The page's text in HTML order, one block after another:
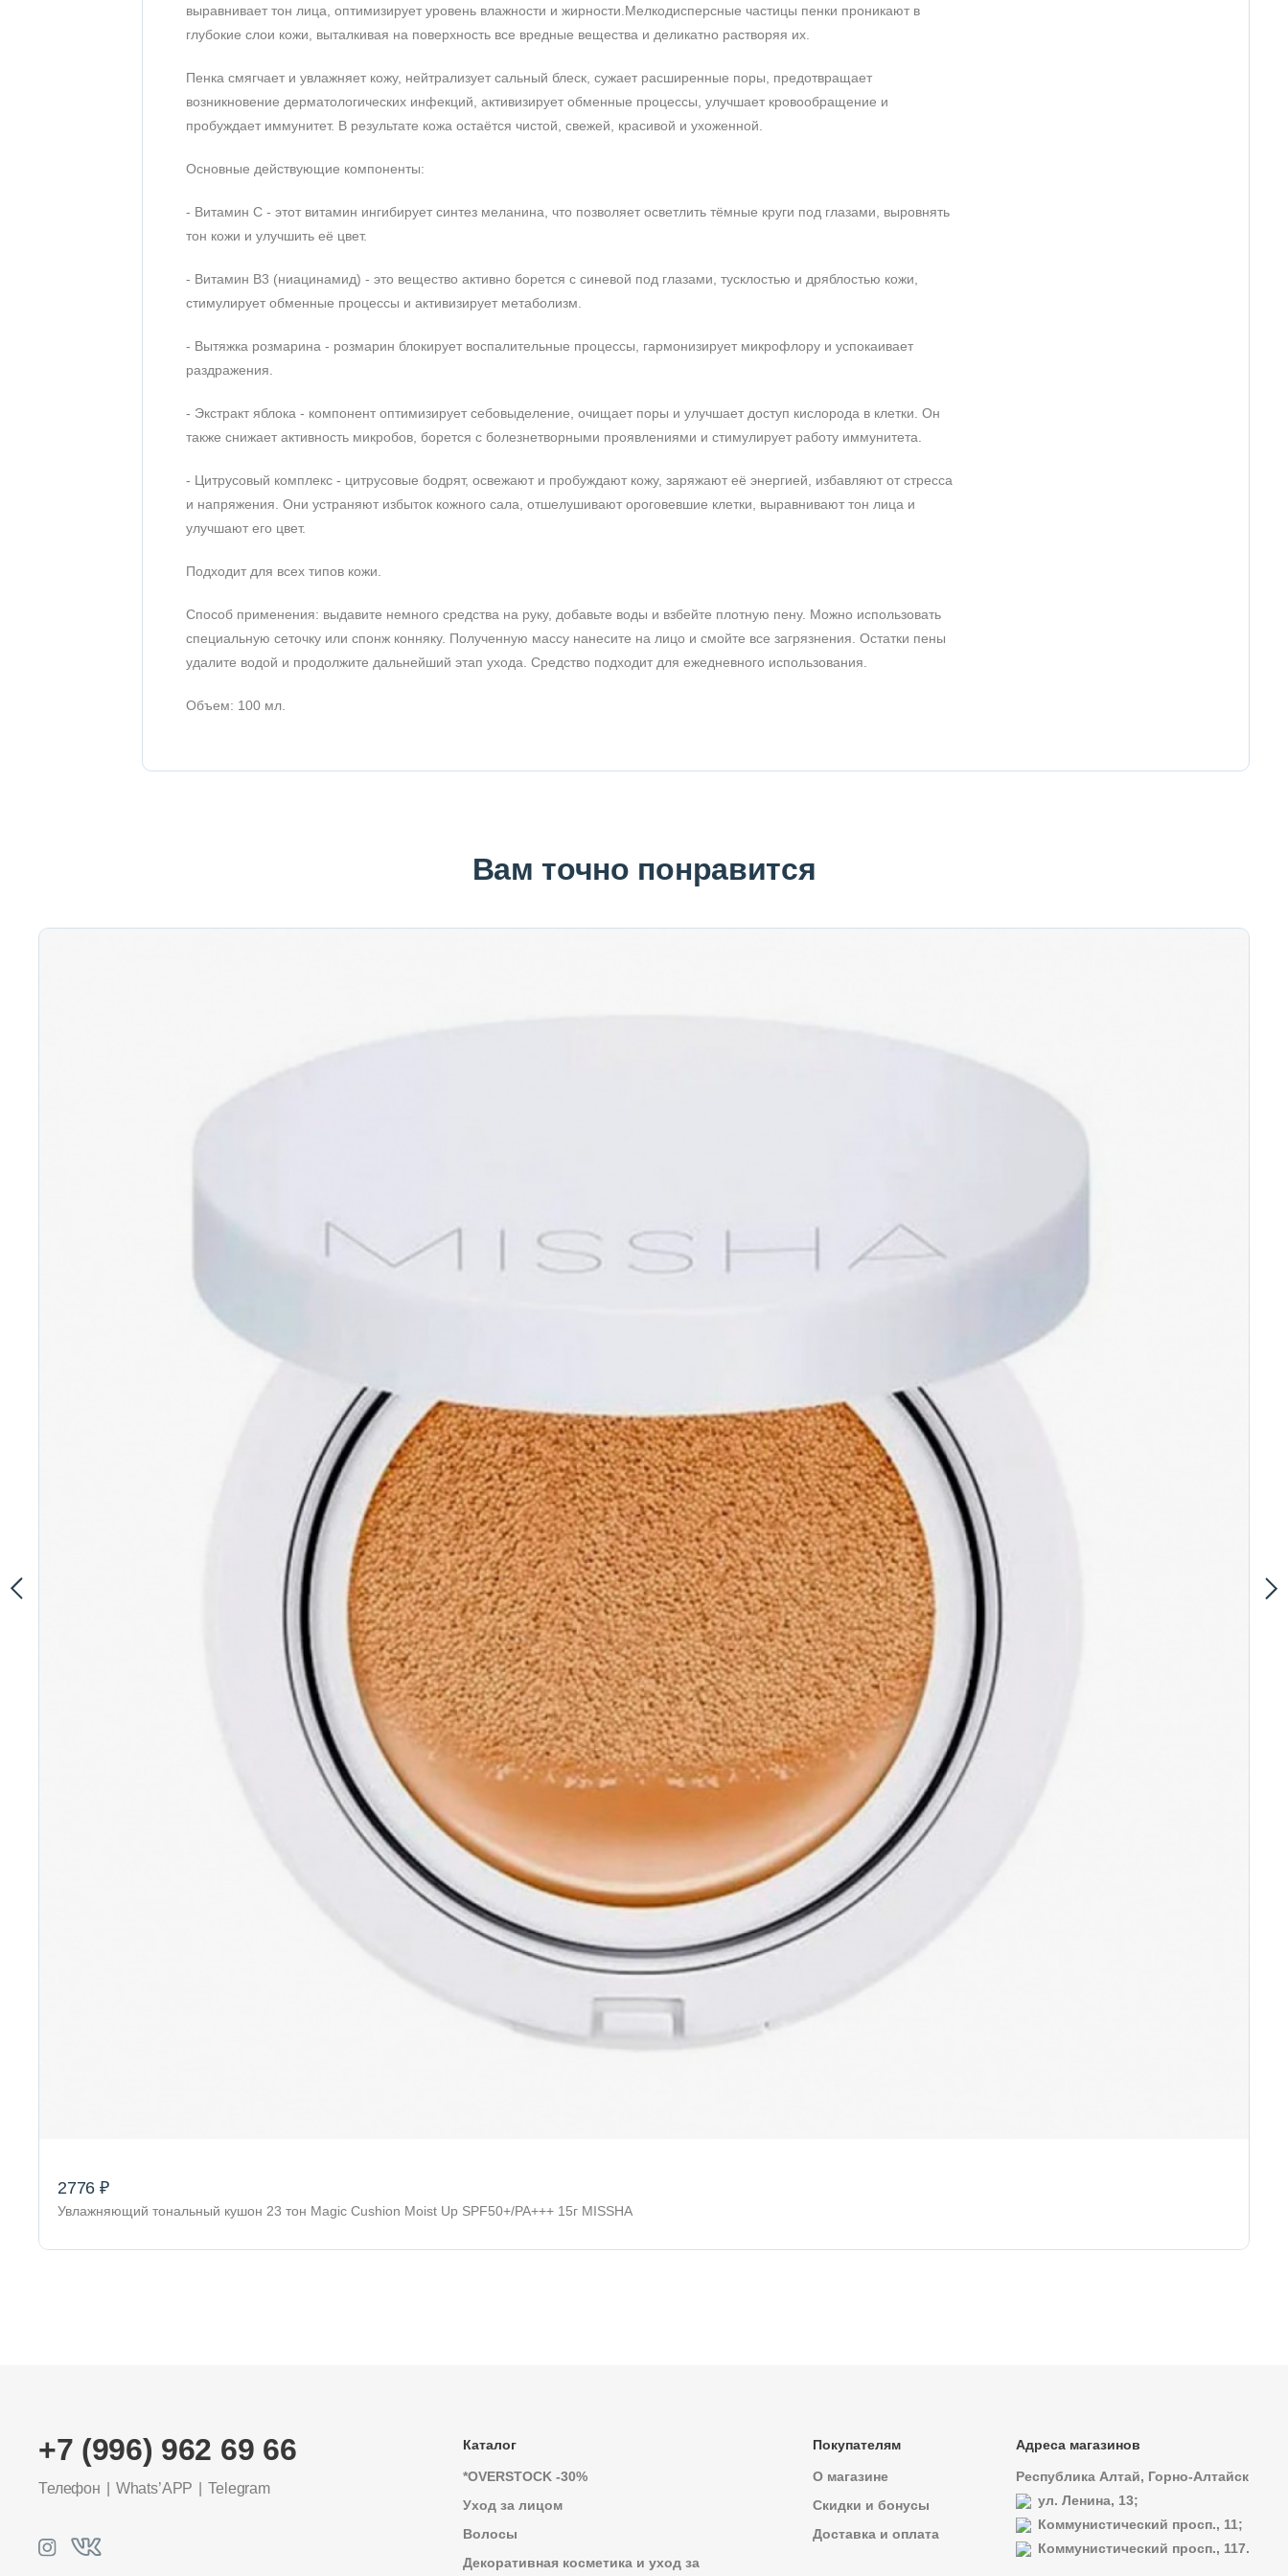
выравнивает тон лица, оптимизирует уровень влажности и жирности.Мелкодисперсные частицы пенки проникают в
глубокие слои кожи, выталкивая на поверхность все вредные вещества и деликатно растворяя их.
Пенка смягчает и увлажняет кожу, нейтрализует сальный блеск, сужает расширенные поры, предотвращает
возникновение дерматологических инфекций, активизирует обменные процессы, улучшает кровообращение и
пробуждает иммунитет. В результате кожа остаётся чистой, свежей, красивой и ухоженной.
Основные действующие компоненты:
- Витамин С - этот витамин ингибирует синтез меланина, что позволяет осветлить тёмные круги под глазами, выровнять
тон кожи и улучшить её цвет.
- Витамин B3 (ниацинамид) - это вещество активно борется с синевой под глазами, тусклостью и дряблостью кожи,
стимулирует обменные процессы и активизирует метаболизм.
- Вытяжка розмарина - розмарин блокирует воспалительные процессы, гармонизирует микрофлору и успокаивает
раздражения.
- Экстракт яблока - компонент оптимизирует себовыделение, очищает поры и улучшает доступ кислорода в клетки. Он
также снижает активность микробов, борется с болезнетворными проявлениями и стимулирует работу иммунитета.
- Цитрусовый комплекс - цитрусовые бодрят, освежают и пробуждают кожу, заряжают её энергией, избавляют от стресса
и напряжения. Они устраняют избыток кожного сала, отшелушивают ороговевшие клетки, выравнивают тон лица и
улучшают его цвет.
Подходит для всех типов кожи.
Способ применения: выдавите немного средства на руку, добавьте воды и взбейте плотную пену. Можно использовать
специальную сеточку или спонж конняку. Полученную массу нанесите на лицо и смойте все загрязнения. Остатки пены
удалите водой и продолжите дальнейший этап ухода. Средство подходит для ежедневного использования.
Объем: 100 мл.
Вам точно понравится
2776 ₽
Увлажняющий тональный кушон 23 тон Magic Cushion Moist Up SPF50+/PA+++ 15г MISSHA
+7 (996) 962 69 66
Телефон Whats’APP Telegram
Каталог
*OVERSTOCK -30%
Уход за лицом
Волосы
Декоративная косметика и уход за
Покупателям
О магазине
Скидки и бонусы
Доставка и оплата
Адреса магазинов
Республика Алтай, Горно-Алтайск
ул. Ленина, 13;
Коммунистический просп., 11;
Коммунистический просп., 117.